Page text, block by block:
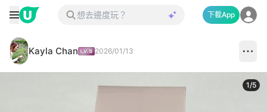
下載App
Kayla Chan 2026/01/13
1/5